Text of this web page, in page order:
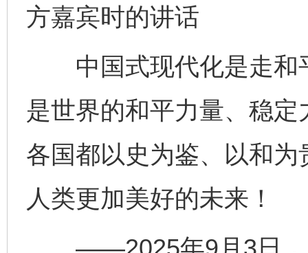
方嘉宾时的讲话
中国式现代化是走和
是世界的和平力量、稳
各国都以史为鉴、以和
人类更加美好的未来！